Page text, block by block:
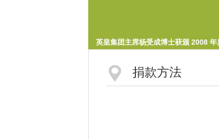
英皇集团主席杨受成博士获颁 2008
捐款方法